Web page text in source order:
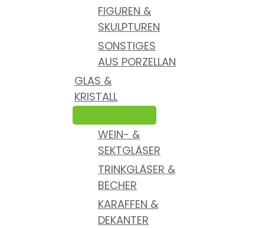
FIGUREN &
SKULPTUREN
SONSTIGES
AUS PORZELLAN
GLAS &
KRISTALL
WEIN- &
SEKTGLÄSER
TRINKGLÄSER &
BECHER
KARAFFEN &
DEKANTER